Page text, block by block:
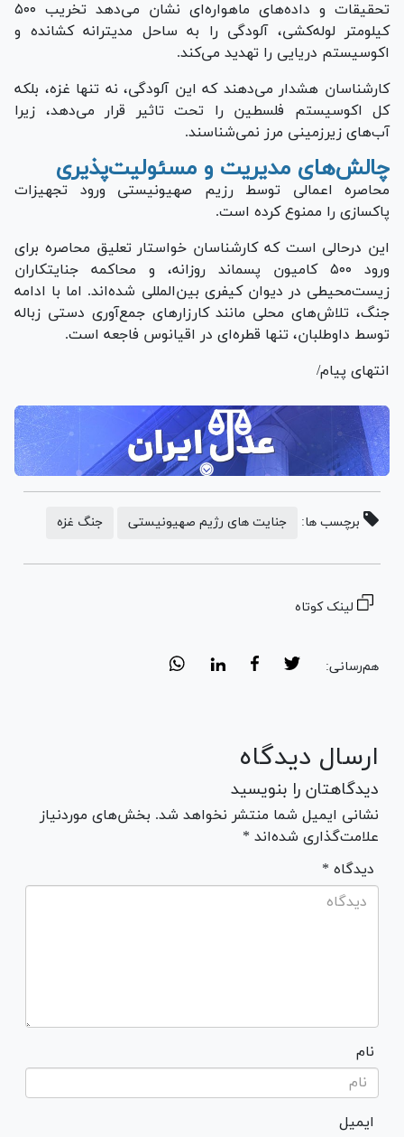
تحقیقات و داده‌های ماهواره‌ای نشان می‌دهد تخریب ۵۰۰
کیلومتر لوله‌کشی، آلودگی را به ساحل مدیترانه کشانده و
اکوسیستم دریایی را تهدید می‌کند.
کارشناسان هشدار می‌دهند که این آلودگی، نه تنها غزه، بلکه
کل اکوسیستم فلسطین را تحت تاثیر قرار می‌دهد، زیرا
آب‌های زیرزمینی مرز نمی‌شناسند.
چالش‌های مدیریت و مسئولیت‌پذیری
محاصره اعمالی توسط رزیم صهیونیستی ورود تجهیزات
پاکسازی را ممنوع کرده است.
این درحالی است که کارشناسان خواستار تعلیق محاصره برای
ورود ۵۰۰ کامیون پسماند روزانه، و محاکمه جنایتکاران
زیست‌محیطی در دیوان کیفری بین‌المللی شد‌ه‌اند. اما با ادامه
جنگ، تلاش‌های محلی مانند کارزار‌های جمع‌آوری دستی زباله
توسط داوطلبان، تنها قطره‌ای در اقیانوس فاجعه است.
انتهای پیام/
برچسب ها: جنایت های رژیم صهیونیستی جنگ غزه
لینک کوتاه
هم‌رسانی:
ارسال دیدگاه
دیدگاهتان را بنویسید
نشانی ایمیل شما منتشر نخواهد شد. بخش‌های موردنیاز
علامت‌گذاری شده‌اند *
* دیدگاه
نام
ایمیل